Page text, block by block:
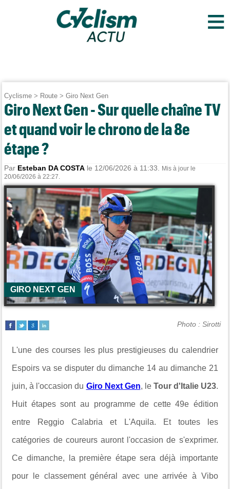
≡
Cyclisme > Route >Giro Next Gen
Giro Next Gen - Sur quelle chaîne TV
et quand voir le chrono de la 8e
étape ?
Par Esteban DA COSTA le 12/06/2026 à 11:33.
Mis à jour le
20/06/2026 à 22:27.
GIRO NEXT GEN
Photo : Sirotti
L'une des courses les plus prestigieuses du calendrier
Espoirs va se disputer du dimanche 14 au dimanche 21
juin, à l'occasion du Giro Next Gen, le Tour d'Italie U23.
Huit étapes sont au programme de cette 49e édition
entre Reggio Calabria et L'Aquila. Et toutes les
catégories de coureurs auront l'occasion de s'exprimer.
Ce dimanche, la première étape sera déjà importante
pour le classement général avec une arrivée à Vibo